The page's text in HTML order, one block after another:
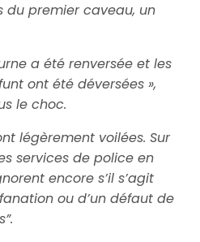
du premier caveau, un
a été renversée et les
ont été déversées »,
le choc.
légèrement voilées. Sur
services de police en
encore s’il s’agit
ou d’un défaut de